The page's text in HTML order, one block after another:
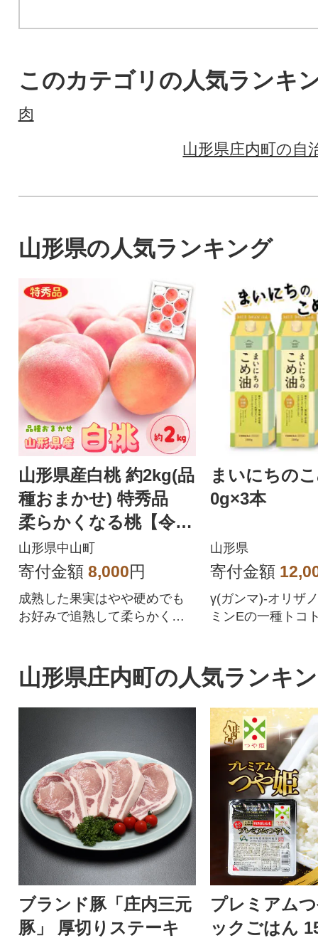
このカテゴリの人気ランキ
肉
山形県庄内町の自
山形県の人気ランキング
山形県産白桃 約2kg(品
種おまかせ) 特秀品
柔らかくなる桃【令和
8年産】
山形県中山町
寄付金額 8,000円
成熟した果実はやや硬めでも
お好みで追熟して柔らかくし
まいにちの
0g×3本
山形県
寄付金額
γ(ガンマ)-オリザ
ミンEの一種トコ
山形県庄内町の人気ランキ
ブランド豚「庄内三元
豚」 厚切りステーキ
プレミアム
ックごはん